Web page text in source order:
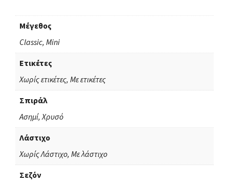
Μέγεθος
Classic, Mini
Ετικέτες
Χωρίς ετικέτες, Με ετικέτες
Σπιράλ
Ασημί, Χρυσό
Λάστιχο
Χωρίς Λάστιχο, Με λάστιχο
Σεζόν